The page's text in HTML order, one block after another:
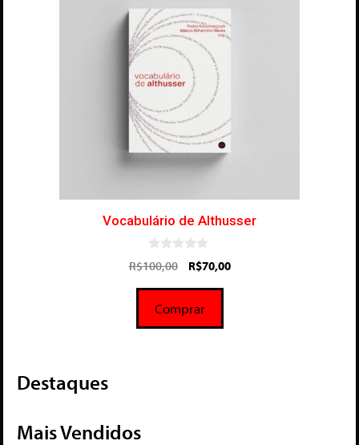
Vocabulário de Althusser
0
d
5
R$100,00 R$70,00
Comprar
Destaques
Mais Vendidos